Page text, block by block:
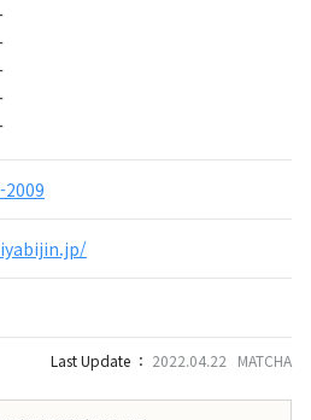
2009
Last Update ： 2022.04.22 MATCHA